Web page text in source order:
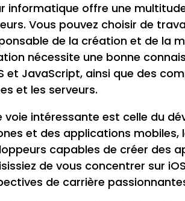
informatique offre une
Vous pouvez choisir de
de la création et de la
nécessite une bonne
et JavaScript, ainsi que des
et les serveurs.
voie intéressante est celle du
et des applications
capables de créer des
de vous concentrer sur
de carrière